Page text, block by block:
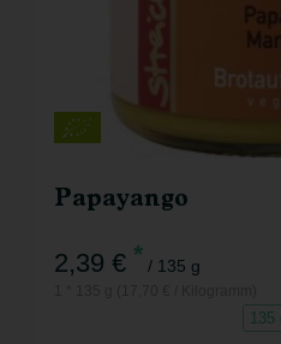
Papayango
2,39 € * / 135 g
135